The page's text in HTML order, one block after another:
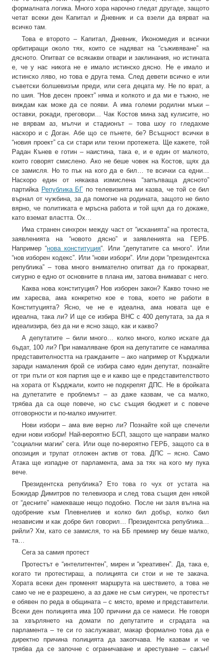
формалната логика. Много хора нарочно гледат другаде, защото
четат всеки ден Капитал и Дневник и са взели да вярват на
всичко там.
Това е второто – Капитал, Дневник, Икономедия и всички
орбитиращи около тях, които се надяват на “съживяване” на
дясното. Опитват се всякакви отвари и заклинания, но истината
е, че у нас никога не е имало истинско дясно. Не е имало и
истинско ляво, но това е друга тема. След девети всичко е или
съветски болшевизъм преди, или сега децата му. Не по врат, а
по шия. “Нов десен проект” няма и колкото и да ми е тъжно, не
виждам как може да се появи. А има големи родилни мъки –
оставки, рокади, преговори… Чак Костов мина зад кулисите, но
не вярвам аз, мълчи и стадионът – това шоу го гледахме
наскоро и с Доган. Абе що се пънете, бе? Всъщност всички в
“новия проект” са си стари или техни протежета. Ще кажете, той
Радан Кънев е готин – наистина, така е, и е един от малкото,
които говорят смислено. Ако не беше човек на Костов, щях да
се замисля. Но то пък на кого да е бил… те всички са едни…
Наскоро един от някаква измислена “запълваща дясното”
партийка Република БГ по телевизията ми казва, че той се бил
върнал от чужбина, за да помогне на родината, защото не било
вярно, че политиката е мръсна работа и той щял да го докаже,
като вземат властта. Ох…
Има странен синхрон между част от “исканията” на протеста,
заявленията на “новото дясно” и заявленията на ГЕРБ.
Например “нова конституция“. Или “депутатите са много”. Или
“нов изборен кодекс”. Или “нови избори”. Или дори “президентска
република” – това много внимателно опитват да го прокарват,
сигурно е едно от основните в плана им, затова внимават с него.
Каква нова конституция? Нов изборен закон? Какво точно не
им харесва, ама конкретно кое е това, което не работи в
Конституцията? Ясно, че не е идеална, ама новата ще е
идеална, така ли? И ще се избира ВНС с 400 депутата, за да я
идеализира, без да ни е ясно защо, как и какво?
А депутатите – били много… колко много, колко искате да
бъдат, 100 ли? При намаляване броя на депутатите се намалява
представителността на гражданите – ако например от Кърджали
заради намаления брой се избира само един депутат, познайте
от три пъти от коя партия ще е и какво ще е представителството
на хората от Кърджали, които не подкрепят ДПС. Не в бройката
на дупетатите е проблемът – аз даже казвам, че са малко,
трябва да са още повече, но със същия бюджет и с повече
отговорности и по-малко имунитет.
Нови избори – ама вие верно ли? Познайте кой ще спечели
едни нови избори! Най-вероятно БСП, защото ще направи малко
“социални магии” сега. Или още по-вероятно ГЕРБ, защото са в
опозиция и трупат отложен актив от това. ДПС – ясно. Само
Атака ще изпадне от парламента, ама за тях на кого му пука
вече.
Президентска република? Ето това го чух от устата на
Божидар Димитров по телевизора и след това същия ден някой
от “десните” намекваше нещо подобно. После ни заля вълна на
одобрение към Плевнелиев и колко бил добър, колко бил
независим и как добре бил говорил… Президентска република…
рийли? Хм, като се замисля, то на ББ премиер му беше малко,
та…
Сега за самия протест
Протестът е “интелитентен”, мирен и “креативен”. Да, така е,
когато ти протестираш, а полицията си стои и не те закача.
Хората всеки ден променят маршрута на шествието, а това не
само че не е разрешено, а аз даже не съм сигурен, че протестът
е обявен по реда в общината – с място, време и представители.
Всеки ден полицията има 100 причини да се намеси. Не говоря
за хвърлянето на домати по депутатите и сградата на
парламента – те си го заслужават, макар формално това да е
директно причина полицията да закопчава. Не казвам и че
трябва да се започне с ограничаване и арестуване – сакън!